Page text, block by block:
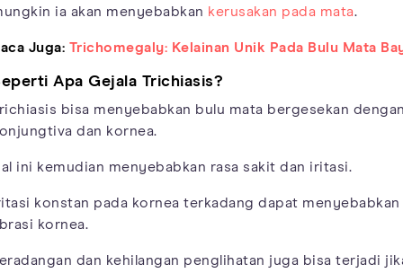
ia akan menyebabkan kerusakan pada mata.
Juga: Trichomegaly: Kelainan Unik Pada Bulu Mata
Apa Gejala Trichiasis?
bisa menyebabkan bulu mata bergesekan
dan kornea.
ini kemudian menyebabkan rasa sakit dan iritasi.
konstan pada kornea terkadang dapat menyebabkan
kornea.
dan kehilangan penglihatan juga bisa terjadi